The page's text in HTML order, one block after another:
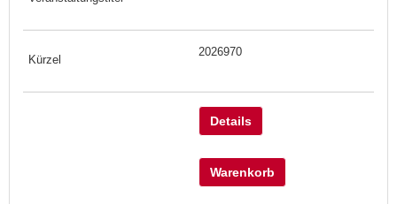
2026970
Details
Warenkorb